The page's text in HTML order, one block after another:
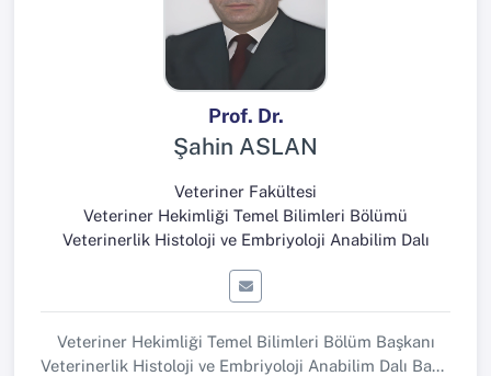
Prof. Dr.
Şahin ASLAN
Veteriner Fakültesi
Veteriner Hekimliği Temel Bilimleri Bölümü
Veterinerlik Histoloji ve Embriyoloji Anabilim Dalı
Veteriner Hekimliği Temel Bilimleri Bölüm Başkanı
Veterinerlik Histoloji ve Embriyoloji Anabilim Dalı Başkanı